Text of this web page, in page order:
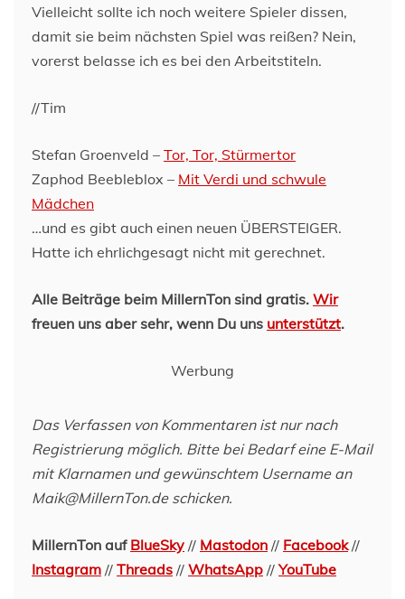
Vielleicht sollte ich noch weitere Spieler dissen,
damit sie beim nächsten Spiel was reißen? Nein,
vorerst belasse ich es bei den Arbeitstiteln.
//Tim
Stefan Groenveld – Tor, Tor, Stürmertor
Zaphod Beebleblox – Mit Verdi und schwule
Mädchen
…und es gibt auch einen neuen ÜBERSTEIGER.
Hatte ich ehrlichgesagt nicht mit gerechnet.
Alle Beiträge beim MillernTon sind gratis. Wir
freuen uns aber sehr, wenn Du uns unterstützt.
Werbung
Das Verfassen von Kommentaren ist nur nach
Registrierung möglich. Bitte bei Bedarf eine E-Mail
mit Klarnamen und gewünschtem Username an
Maik@MillernTon.de schicken.
MillernTon auf BlueSky // Mastodon // Facebook//
Instagram // Threads // WhatsApp //YouTube